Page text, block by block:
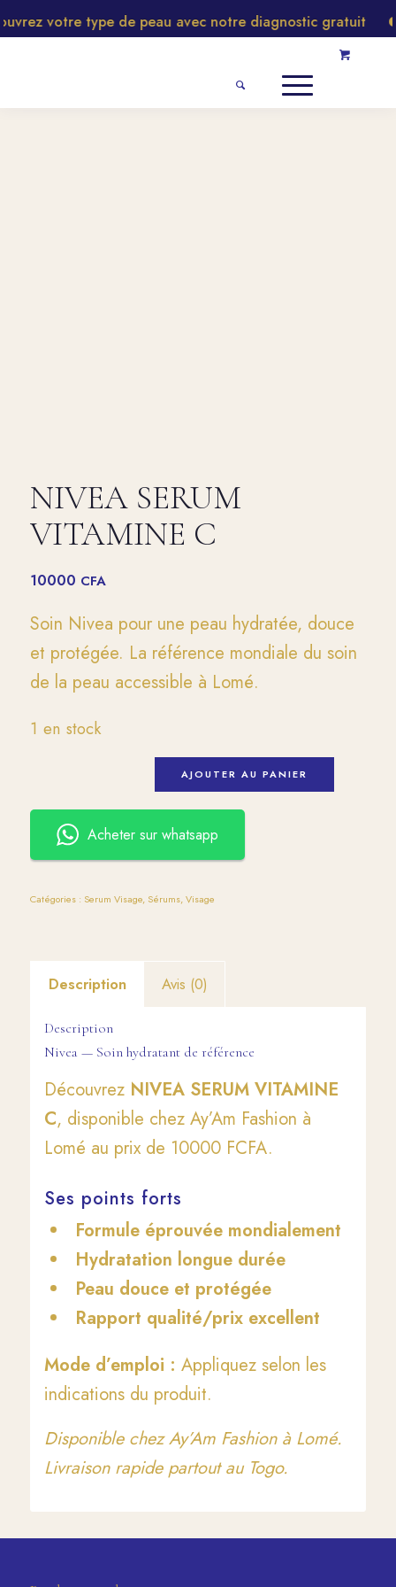
votre type de peau avec notre diagnostic gratuit
NIVEA SERUM
VITAMINE C
10000 CFA
Soin Nivea pour une peau hydratée, douce
et protégée. La référence mondiale du soin
de la peau accessible à Lomé.
1 en stock
AJOUTER AU PANIER
Acheter sur whatsapp
Catégories : Serum Visage, Sérums,Visage
Description Avis (0)
Description
Nivea — Soin hydratant de référence
Découvrez NIVEA SERUM VITAMINE
C, disponible chez Ay’Am Fashion à
Lomé au prix de 10000 FCFA.
Ses points forts
Formule éprouvée mondialement
Hydratation longue durée
Peau douce et protégée
Rapport qualité/prix excellent
Mode d’emploi : Appliquez selon les
indications du produit.
Disponible chez Ay’Am Fashion à Lomé.
Livraison rapide partout au Togo.